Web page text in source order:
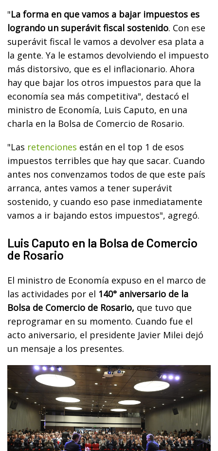
"La forma en que vamos a bajar impuestos es
logrando un superávit fiscal sostenido. Con ese
superávit fiscal le vamos a devolver esa plata a
la gente. Ya le estamos devolviendo el impuesto
más distorsivo, que es el inflacionario. Ahora
hay que bajar los otros impuestos para que la
economía sea más competitiva", destacó el
ministro de Economía, Luis Caputo, en una
charla en la Bolsa de Comercio de Rosario.
"Las retenciones están en el top 1 de esos
impuestos terribles que hay que sacar. Cuando
antes nos convenzamos todos de que este país
arranca, antes vamos a tener superávit
sostenido, y cuando eso pase inmediatamente
vamos a ir bajando estos impuestos", agregó.
Luis Caputo en la Bolsa de Comercio
de Rosario
El ministro de Economía expuso en el marco de
las actividades por el 140° aniversario de la
Bolsa de Comercio de Rosario, que tuvo que
reprogramar en su momento. Cuando fue el
acto aniversario, el presidente Javier Milei dejó
un mensaje a los presentes.